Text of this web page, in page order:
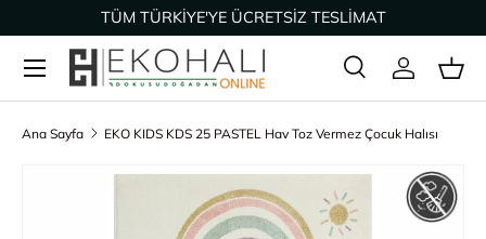
İçeriğe geç
TÜM TÜRKİYE'YE ÜCRETSİZ TESLİMAT
Arama
Ürün türü
Ara Giriş Yap
Ana Sayfa EKO KIDS KDS 25 PASTEL Hav Toz Vermez Çocuk Halısı
Ürün bilgisine geç